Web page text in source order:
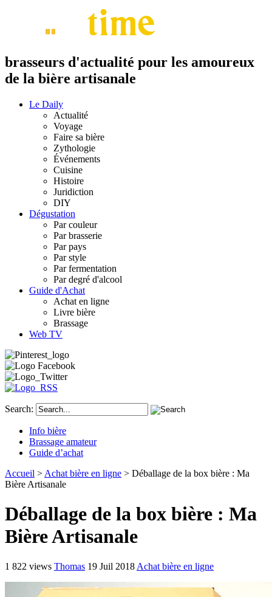
brasseurs d'actualité pour les amoureux
de la bière artisanale
Le Daily
Actualité
Voyage
Faire sa bière
Zythologie
Événements
Cuisine
Histoire
Juridiction
DIY
Dégustation
Par couleur
Par brasserie
Par pays
Par style
Par fermentation
Par degré d'alcool
Guide d'Achat
Achat en ligne
Livre bière
Brassage
Web TV
Search:
Info bière
Brassage amateur
Guide d’achat
Accueil > Achat bière en ligne > Déballage de la box bière : Ma
Bière Artisanale
Déballage de la box bière : Ma
Bière Artisanale
1 822 views Thomas 19 Juil 2018 Achat bière en ligne